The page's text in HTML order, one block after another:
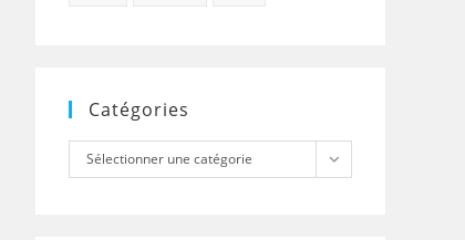
Catégories
Catégories
Sélectionner une catégorie